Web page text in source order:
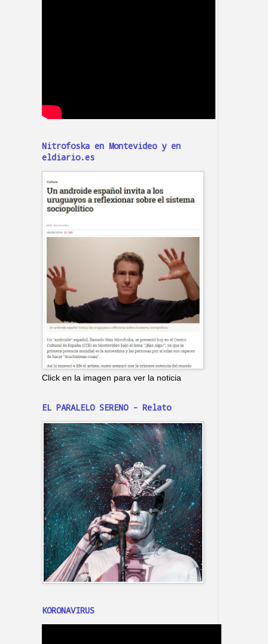
Nitrofoska en Montevideo y en
eldiario.es
Click en la imagen para ver la noticia
EL PARALELO SERENO - Relato
KORONAVIRUS